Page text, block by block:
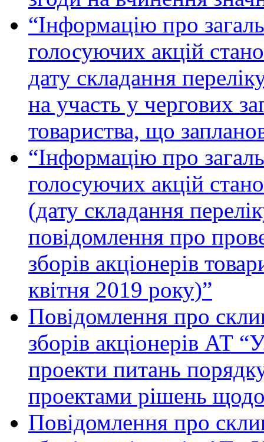
“Інформацію про
голосуючих акцій
дату складання
на участь у чергових
товариства, що
“Інформацію про
голосуючих акцій
(дату складання
повідомлення про
зборів акціонерів
квітня 2019 року)”
Повідомлення про
зборів акціонерів АТ
проекти питань
проектами рішень
Повідомлення про